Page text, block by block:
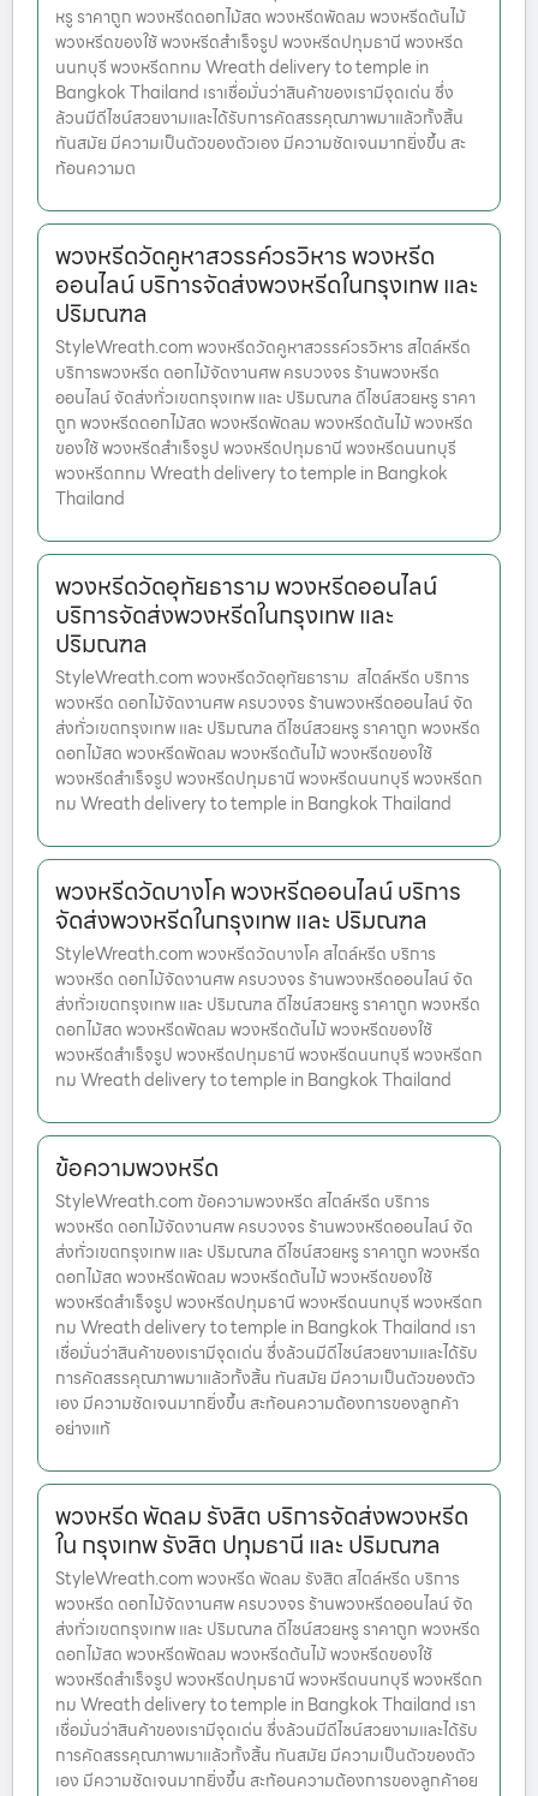
หรู ราคาถูก พวงหรีดดอกไม้สด พวงหรีดพัดลม พวงหรีดต้นไม้
พวงหรีดของใช้ พวงหรีดสำเร็จรูป พวงหรีดปทุมธานี พวงหรีด
นนทบุรี พวงหรีดกทม Wreath delivery to temple in
Bangkok Thailand เราเชื่อมั่นว่าสินค้าของเรามีจุดเด่น ซึ่ง
ล้วนมีดีไซน์สวยงามและได้รับการคัดสรรคุณภาพมาแล้วทั้งสิ้น
ทันสมัย มีความเป็นตัวของตัวเอง มีความชัดเจนมากยิ่งขึ้น สะ
ท้อนความต
พวงหรีดวัดคูหาสวรรค์วรวิหาร พวงหรีด
ออนไลน์ บริการจัดส่งพวงหรีดในกรุงเทพ และ
ปริมณฑล
StyleWreath.com พวงหรีดวัดคูหาสวรรค์วรวิหาร สไตล์หรีด
บริการพวงหรีด ดอกไม้จัดงานศพ ครบวงจร ร้านพวงหรีด
ออนไลน์ จัดส่งทั่วเขตกรุงเทพ และ ปริมณฑล ดีไซน์สวยหรู ราคา
ถูก พวงหรีดดอกไม้สด พวงหรีดพัดลม พวงหรีดต้นไม้ พวงหรีด
ของใช้ พวงหรีดสำเร็จรูป พวงหรีดปทุมธานี พวงหรีดนนทบุรี
พวงหรีดกทม Wreath delivery to temple in Bangkok
Thailand
พวงหรีดวัดอุทัยธาราม พวงหรีดออนไลน์
บริการจัดส่งพวงหรีดในกรุงเทพ และ
ปริมณฑล
StyleWreath.com พวงหรีดวัดอุทัยธาราม สไตล์หรีด บริการ
พวงหรีด ดอกไม้จัดงานศพ ครบวงจร ร้านพวงหรีดออนไลน์ จัด
ส่งทั่วเขตกรุงเทพ และ ปริมณฑล ดีไซน์สวยหรู ราคาถูก พวงหรีด
ดอกไม้สด พวงหรีดพัดลม พวงหรีดต้นไม้ พวงหรีดของใช้
พวงหรีดสำเร็จรูป พวงหรีดปทุมธานี พวงหรีดนนทบุรี พวงหรีดก
ทม Wreath delivery to temple in Bangkok Thailand
พวงหรีดวัดบางโค พวงหรีดออนไลน์ บริการ
จัดส่งพวงหรีดในกรุงเทพ และ ปริมณฑล
StyleWreath.com พวงหรีดวัดบางโค สไตล์หรีด บริการ
พวงหรีด ดอกไม้จัดงานศพ ครบวงจร ร้านพวงหรีดออนไลน์ จัด
ส่งทั่วเขตกรุงเทพ และ ปริมณฑล ดีไซน์สวยหรู ราคาถูก พวงหรีด
ดอกไม้สด พวงหรีดพัดลม พวงหรีดต้นไม้ พวงหรีดของใช้
พวงหรีดสำเร็จรูป พวงหรีดปทุมธานี พวงหรีดนนทบุรี พวงหรีดก
ทม Wreath delivery to temple in Bangkok Thailand
ข้อความพวงหรีด
StyleWreath.com ข้อความพวงหรีด สไตล์หรีด บริการ
พวงหรีด ดอกไม้จัดงานศพ ครบวงจร ร้านพวงหรีดออนไลน์ จัด
ส่งทั่วเขตกรุงเทพ และ ปริมณฑล ดีไซน์สวยหรู ราคาถูก พวงหรีด
ดอกไม้สด พวงหรีดพัดลม พวงหรีดต้นไม้ พวงหรีดของใช้
พวงหรีดสำเร็จรูป พวงหรีดปทุมธานี พวงหรีดนนทบุรี พวงหรีดก
ทม Wreath delivery to temple in Bangkok Thailand เรา
เชื่อมั่นว่าสินค้าของเรามีจุดเด่น ซึ่งล้วนมีดีไซน์สวยงามและได้รับ
การคัดสรรคุณภาพมาแล้วทั้งสิ้น ทันสมัย มีความเป็นตัวของตัว
เอง มีความชัดเจนมากยิ่งขึ้น สะท้อนความต้องการของลูกค้า
อย่างแท้
พวงหรีด พัดลม รังสิต บริการจัดส่งพวงหรีด
ใน กรุงเทพ รังสิต ปทุมธานี และ ปริมณฑล
StyleWreath.com พวงหรีด พัดลม รังสิต สไตล์หรีด บริการ
พวงหรีด ดอกไม้จัดงานศพ ครบวงจร ร้านพวงหรีดออนไลน์ จัด
ส่งทั่วเขตกรุงเทพ และ ปริมณฑล ดีไซน์สวยหรู ราคาถูก พวงหรีด
ดอกไม้สด พวงหรีดพัดลม พวงหรีดต้นไม้ พวงหรีดของใช้
พวงหรีดสำเร็จรูป พวงหรีดปทุมธานี พวงหรีดนนทบุรี พวงหรีดก
ทม Wreath delivery to temple in Bangkok Thailand เรา
เชื่อมั่นว่าสินค้าของเรามีจุดเด่น ซึ่งล้วนมีดีไซน์สวยงามและได้รับ
การคัดสรรคุณภาพมาแล้วทั้งสิ้น ทันสมัย มีความเป็นตัวของตัว
เอง มีความชัดเจนมากยิ่งขึ้น สะท้อนความต้องการของลูกค้าอย